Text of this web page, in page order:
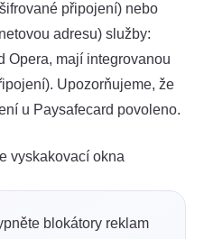
připojení) nebo
adresu) služby:
Opera, mají integrovanou
Upozorňujeme, že
u Paysafecard povoleno.
vyskakovací okna
blokátory reklam